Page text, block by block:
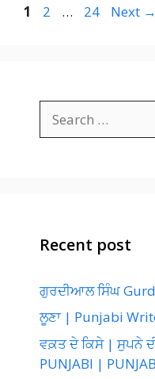
Page
1 Page
2 … Page
24 Next →
for:
Recent post
ਗੁਰਦੀਆਲ ਸਿੰਘ
ਲੂਣਾ | Punjabi
ਵਕ਼ਤ ਦੇ ਕਿਸੇ | ਸੁਪਨੇ
PUNJABI |